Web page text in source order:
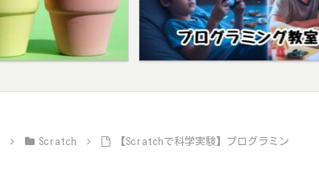
Scratch
【Scratchで科学実験】プログラミン